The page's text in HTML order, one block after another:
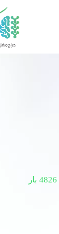
4826 بار